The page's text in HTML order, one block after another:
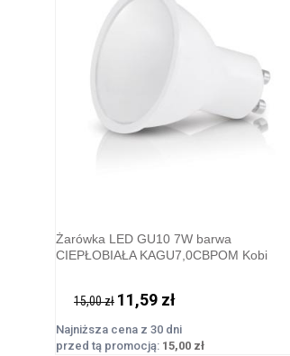
Żarówka LED GU10 7W barwa
CIEPŁOBIAŁA KAGU7,0CBPOM Kobi
15,00 zł 11,59 zł
Najniższa cena z 30 dni
przed tą promocją: 15,00 zł